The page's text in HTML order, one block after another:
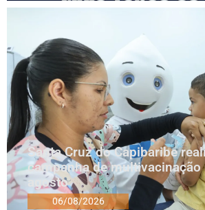
Santa Cruz do Capibaribe
campanha de multivacinação
agosto
06/08/2026